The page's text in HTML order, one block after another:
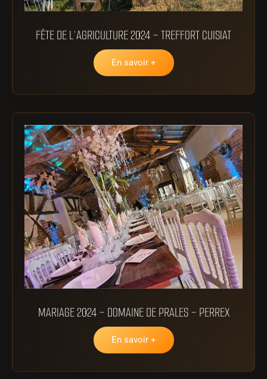
FÊTE DE L’AGRICULTURE 2024 – TREFFORT CUISIAT
En savoir +
MARIAGE 2024 – DOMAINE DE PRALES – PERREX
En savoir +